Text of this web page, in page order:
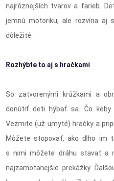
najrôznejších tvarov a farieb.
jemnú motoriku, ale rozvíria
dôležité.
Rozhýbte to aj s hračkami
So zatvorenými krúžkami a
donútiť deti hýbať sa. Čo
Vezmite (už umyté) hračky a
Môžete stopovať, ako dlho im
s nimi môžete dráhu stavať a
najzamotanejšie prekážky.